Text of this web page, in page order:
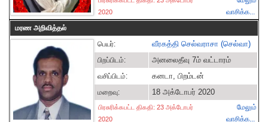
2020
வாசிக்க...
மரண அறிவித்தல்
பெயர்:
வீரகத்தி செல்வராசா (செல்வா)
பிறப்பிடம்: அனலைதீவு 7ம் வட்டாரம்
வசிப்பிடம்: கனடா, பிறம்டன்
மறைவு: 18 அக்டோபர் 2020
பிரசுரிக்கபட்ட திகதி: 23 அக்டோபர்
2020
மேலும்
வாசிக்க...